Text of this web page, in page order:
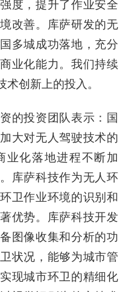
度，提升了作业安全
改善。库萨研发的无
多城成功落地，充分
业化能力。我们持续
创新上的投入。
的投资团队表示 ：国
大对无人驾驶技术的
业化落地进程不断加
库萨科技作为无人环
卫作业环境的识别和
优势。库萨科技开发
图像收集和分析的功
状况，能够为城市管
现城市环卫的精细化